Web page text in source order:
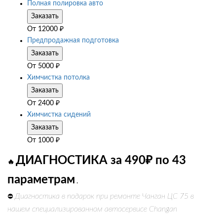
Полная полировка авто
Заказать
От 12000 ₽
Предпродажная подготовка
Заказать
От 5000 ₽
Химчистка потолка
Заказать
От 2400 ₽
Химчистка сидений
Заказать
От 1000 ₽
🔥 ДИАГНОСТИКА за 490₽ по 43
параметрам .
⛔ Диагностика в подарок при ремонте Чанган ЦС 75 в
нашем специализированном автосервисе Changan